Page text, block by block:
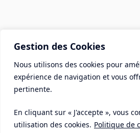
Gestion des Cookies
Nous utilisons des cookies pour
expérience de navigation et vous
pertinente.
En cliquant sur « J'accepte », vous
utilisation des cookies. Politique de
Mairie de Mèze
Place Aristide Briand - BP 28
Tél :04 67 18 30 30
Mail :